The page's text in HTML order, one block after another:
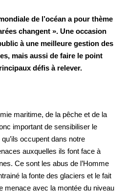
de l’océan a pour thème
changent ». Une occasion
à une meilleure gestion des
mais aussi de faire le point
défis à relever.
maritime, de la pêche et de la
important de sensibiliser le
occupent dans notre
auxquelles ils font face à
Ce sont les abus de l’Homme
la fonte des glaciers et le fait
menace avec la montée du niveau